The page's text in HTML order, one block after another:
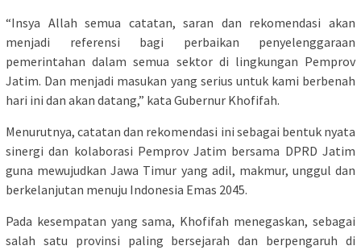
“Insya Allah semua catatan, saran dan rekomendasi akan
menjadi referensi bagi perbaikan penyelenggaraan
pemerintahan dalam semua sektor di lingkungan Pemprov
Jatim. Dan menjadi masukan yang serius untuk kami berbenah
hari ini dan akan datang,” kata Gubernur Khofifah.
Menurutnya, catatan dan rekomendasi ini sebagai bentuk nyata
sinergi dan kolaborasi Pemprov Jatim bersama DPRD Jatim
guna mewujudkan Jawa Timur yang adil, makmur, unggul dan
berkelanjutan menuju Indonesia Emas 2045.
Pada kesempatan yang sama, Khofifah menegaskan, sebagai
salah satu provinsi paling bersejarah dan berpengaruh di